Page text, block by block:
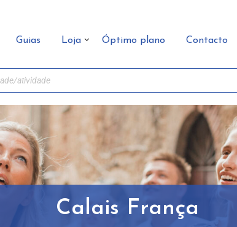
Guias Loja Óptimo plano Contacto
Calais França